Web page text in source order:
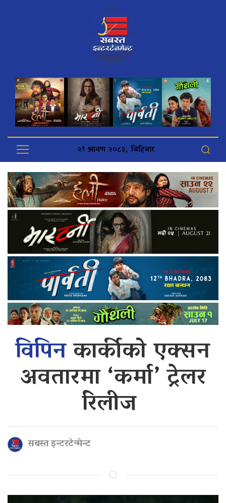
२१ श्रावण २०८३, बिहिबार
विपिनकार्कीको एक्सन
अवतारमा ‘कर्मा’ ट्रेलर
रिलीज
सबस्त इन्टरटेन्मेन्ट